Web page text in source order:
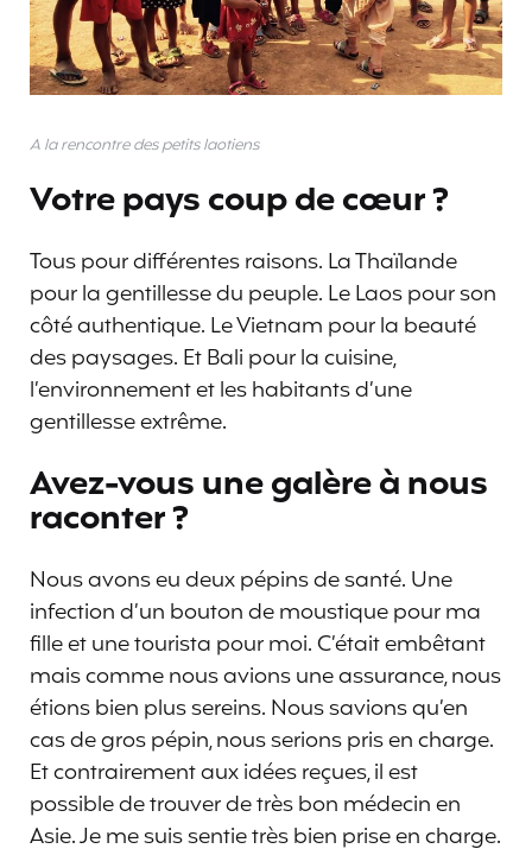
A la rencontre des petits laotiens
Votre pays coup de cœur ?
Tous pour différentes raisons. La Thaïlande
pour la gentillesse du peuple. Le Laos pour son
côté authentique. Le Vietnam pour la beauté
des paysages. Et Bali pour la cuisine,
l’environnement et les habitants d’une
gentillesse extrême.
Avez-vous une galère à nous
raconter ?
Nous avons eu deux pépins de santé. Une
infection d’un bouton de moustique pour ma
fille et une tourista pour moi. C’était embêtant
mais comme nous avions une assurance, nous
étions bien plus sereins. Nous savions qu’en
cas de gros pépin, nous serions pris en charge.
Et contrairement aux idées reçues, il est
possible de trouver de très bon médecin en
Asie. Je me suis sentie très bien prise en charge.